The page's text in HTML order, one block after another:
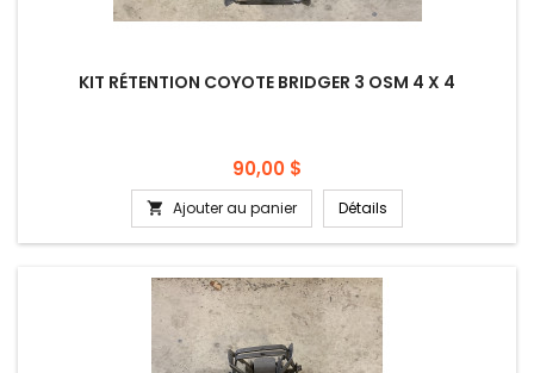
KIT RÉTENTION COYOTE BRIDGER 3 OSM 4 X 4
Prix
90,00 $
 Ajouter au panier Détails